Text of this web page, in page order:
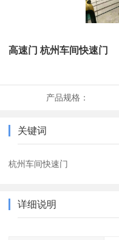
高速门 杭州车间快速门
产品规格：
关键词
杭州车间快速门
详细说明